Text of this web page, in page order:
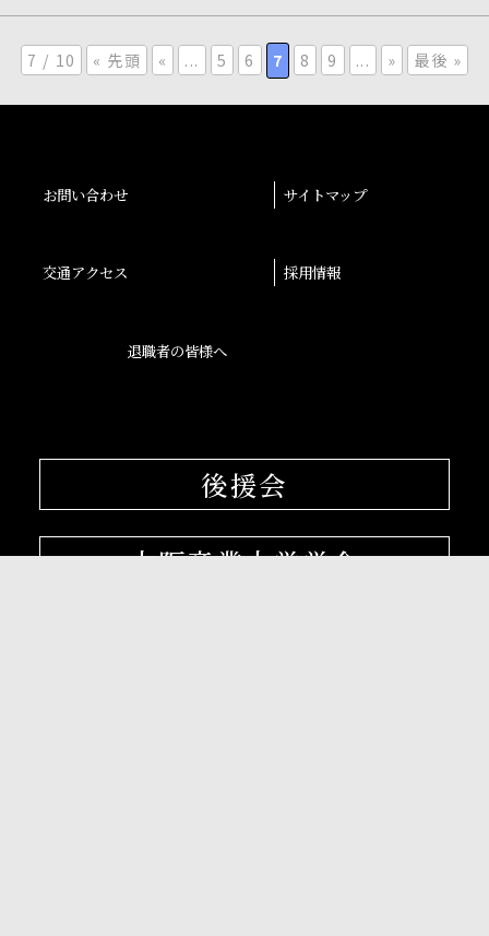
7 / 10 « 先頭 « ... 5 6 7 8 9 ... » 最後 »
お問い合わせ サイトマップ
交通アクセス 採用情報
退職者の皆様へ
後援会
大阪産業大学学会